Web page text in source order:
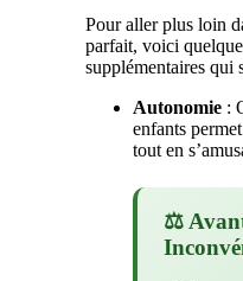
Pour aller plus loin
parfait, voici
supplémentaires qui
Autonomie :
enfants
tout en
⚖️